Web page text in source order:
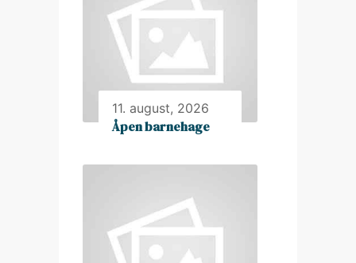
11. august, 2026
Åpen barnehage